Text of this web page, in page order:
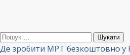
Пошук:
Де зробити МРТ безкоштовно у